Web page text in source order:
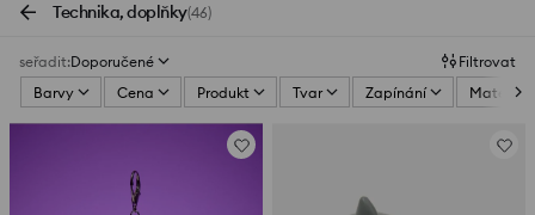
Technika, doplňky(46)
seřadit:Doporučené
Filtrovat
Barvy
Cena Produkt Tvar Zapínání Materiál